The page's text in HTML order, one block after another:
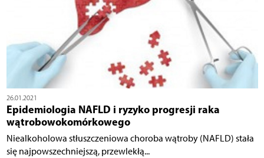
26.01.2021
Epidemiologia NAFLD i ryzyko progresji raka
wątrobowokomórkowego
Niealkoholowa stłuszczeniowa choroba wątroby (NAFLD) stała
się najpowszechniejszą, przewlekłą...